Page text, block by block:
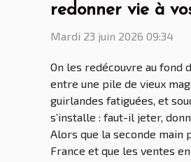
redonner vie à
trouvailles du
Mardi 23 juin 2026 09:34
On les redécouvre au fond
entre une pile de vieux
guirlandes fatiguées, et
s’installe : faut-il jeter,
Alors que la seconde main
France et que les ventes